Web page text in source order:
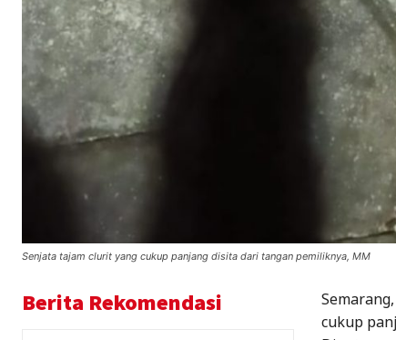
Senjata tajam clurit yang cukup panjang disita dari tangan pemiliknya, MM
Berita Rekomendasi
cukup